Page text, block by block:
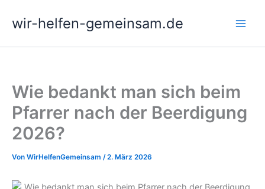
Inhaltwir-helfen-gemeinsam.de
Wie bedankt man sich beim
Pfarrer nach der Beerdigung
2026?
Von WirHelfenGemeinsam /2. März 2026